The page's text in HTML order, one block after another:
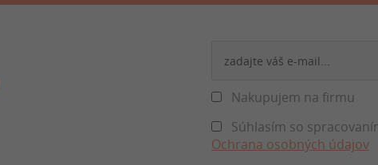
Nakupujem na firmu
Súhlasím so
Ochrana osobných údajov